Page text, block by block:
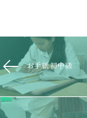
お手紙 初中級